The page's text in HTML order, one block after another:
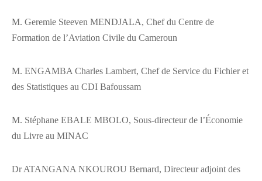
M. Geremie Steeven MENDJALA, Chef du Centre de
Formation de l’Aviation Civile du Cameroun
M. ENGAMBA Charles Lambert, Chef de Service du Fichier et
des Statistiques au CDI Bafoussam
M. Stéphane EBALE MBOLO, Sous-directeur de l’Économie
du Livre au MINAC
Dr ATANGANA NKOUROU Bernard, Directeur adjoint des